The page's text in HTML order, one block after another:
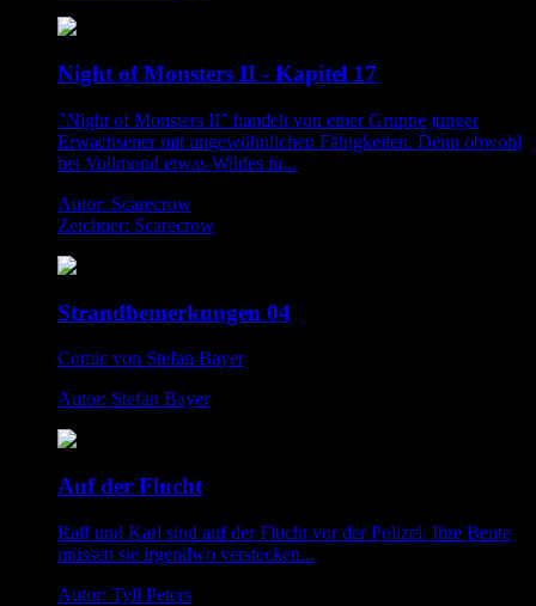
Night of Monsters II - Kapitel 17
"Night of Monsters II" handelt von einer Gruppe junger
Erwachsener mit ungewöhnlichen Fähigkeiten. Denn obwohl
bei Vollmond etwas Wildes in...
Autor: Scarecrow
Zeichner: Scarecrow
Strandbemerkungen 04
Comic von Stefan Bayer
Autor: Stefan Bayer
Auf der Flucht
Ralf und Karl sind auf der Flucht vor der Polizei. Ihre Beute
müssen sie irgendwo verstecken...
Autor: Tyll Peters